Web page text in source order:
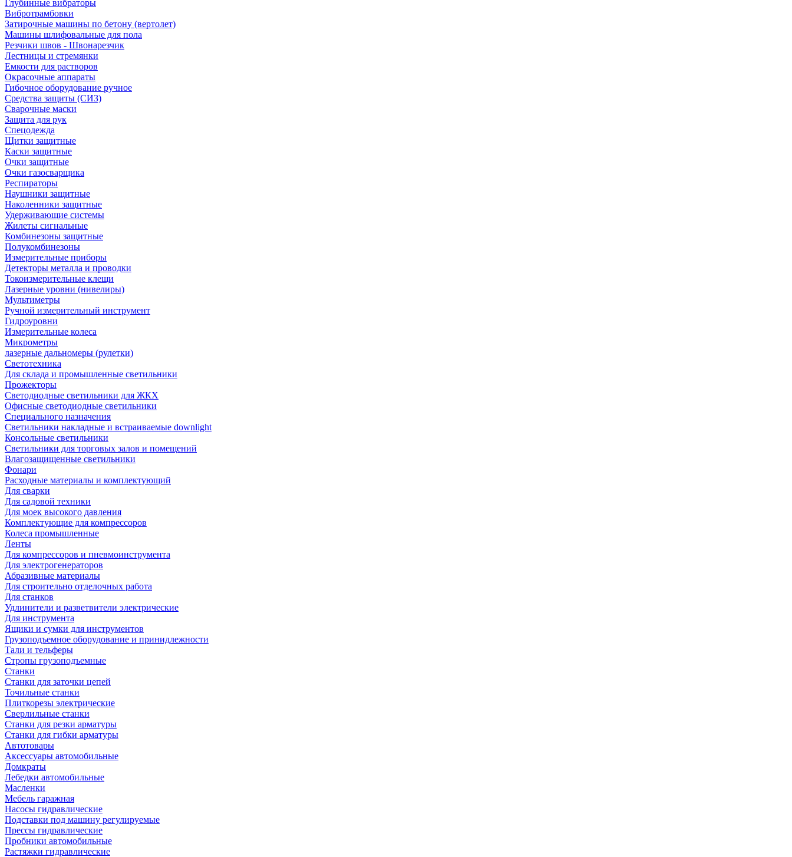
Глубинные вибраторы
Вибротрамбовки
Затирочные машины по бетону (вертолет)
Машины шлифовальные для пола
Резчики швов - Швонарезчик
Лестницы и стремянки
Емкости для растворов
Окрасочные аппараты
Гибочное оборудование ручное
Средства защиты (СИЗ)
Сварочные маски
Защита для рук
Спецодежда
Щитки защитные
Каски защитные
Очки защитные
Очки газосварщика
Респираторы
Наушники защитные
Наколенники защитные
Удерживающие системы
Жилеты сигнальные
Комбинезоны защитные
Полукомбинезоны
Измерительные приборы
Детекторы металла и проводки
Токоизмерительные клещи
Лазерные уровни (нивелиры)
Мультиметры
Ручной измерительный инструмент
Гидроуровни
Измерительные колеса
Микрометры
лазерные дальномеры (рулетки)
Светотехника
Для склада и промышленные светильники
Прожекторы
Светодиодные светильники для ЖКХ
Офисные светодиодные светильники
Специального назначения
Светильники накладные и встраиваемые downlight
Консольные светильники
Светильники для торговых залов и помещений
Влагозащищенные светильники
Фонари
Расходные материалы и комплектующий
Для сварки
Для садовой техники
Для моек высокого давления
Комплектующие для компрессоров
Колеса промышленные
Ленты
Для компрессоров и пневмоинструмента
Для электрогенераторов
Абразивные материалы
Для строительно отделочных работа
Для станков
Удлинители и разветвители электрические
Для инструмента
Ящики и сумки для инструментов
Грузоподъемное оборудование и принидлежности
Тали и тельферы
Стропы грузоподъемные
Станки
Станки для заточки цепей
Точильные станки
Плиткорезы электрические
Сверлильные станки
Станки для резки арматуры
Станки для гибки арматуры
Автотовары
Аксессуары автомобильные
Домкраты
Лебедки автомобильные
Масленки
Мебель гаражная
Насосы гидравлические
Подставки под машину регулируемые
Прессы гидравлические
Пробники автомобильные
Растяжки гидравлические